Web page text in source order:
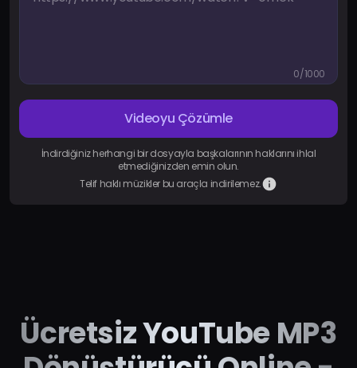
0/1000
Videoyu Çözümle
İndirdiğiniz herhangi bir dosyayla başkalarının haklarını ihlal
etmediğinizden emin olun.
Telif haklı müzikler bu araçla indirilemez.
Ücretsiz YouTube MP3